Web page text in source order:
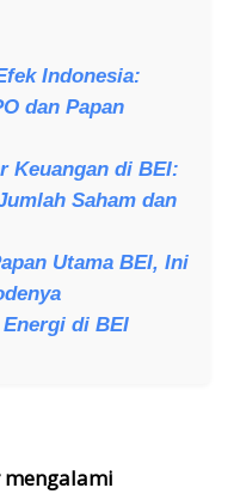
Indonesia:
dan Papan
Keuangan di BEI:
Saham dan
Utama BEI, Ini
di BEI
mengalami